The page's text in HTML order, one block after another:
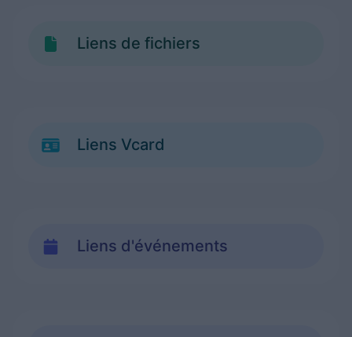
Liens de fichiers
Liens Vcard
Liens d'événements